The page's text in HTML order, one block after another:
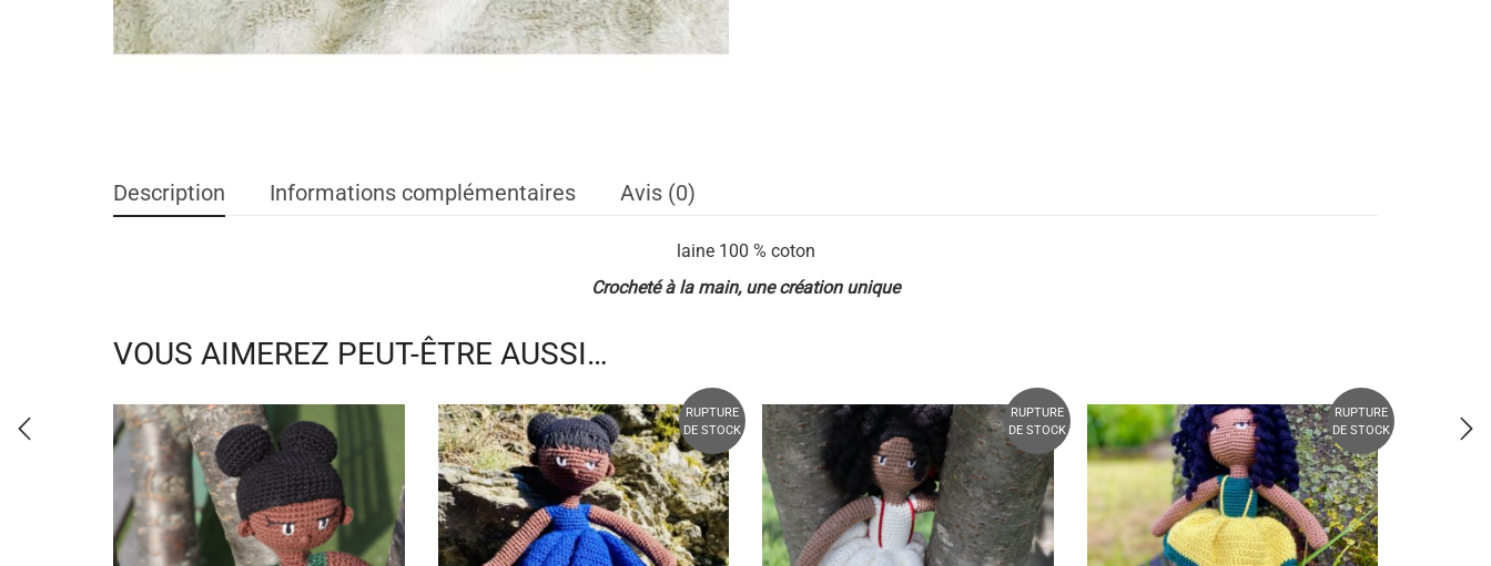
Description Informations complémentaires Avis (0)
laine 100 % coton
Crochetéà la main, une création unique
VOUS AIMEREZ PEUT-ÊTRE AUSSI…
RUPTURE
DE STOCK
RUPTURE
DE STOCK
RUPTURE
DE STOCK